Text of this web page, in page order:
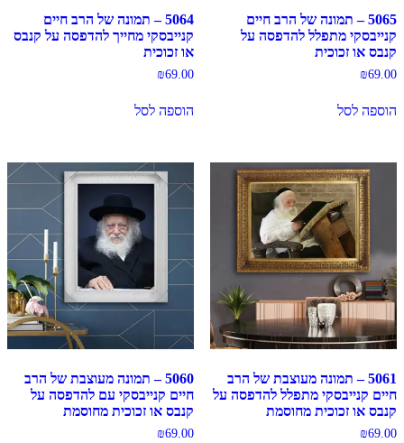
5065 – תמונה של הרב חיים
קנייבסקי מתפלל להדפסה על
קנבס או זכוכית
₪69.00
הוספה לסל
5064 – תמונה של הרב חיים
קנייבסקי מחייך להדפסה על קנבס
או זכוכית
₪69.00
הוספה לסל
5061 – תמונה מעוצבת של הרב
חיים קנייבסקי מתפלל להדפסה על
קנבס או זכוכית מחוסמת
₪69.00
5060 – תמונה מעוצבת של הרב
חיים קנייבסקי עם להדפסה על
קנבס או זכוכית מחוסמת
₪69.00